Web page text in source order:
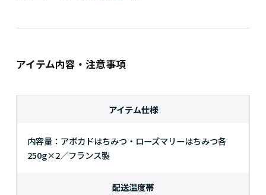
アイテム内容・注意事項
アイテム仕様
内容量：アボカドはちみつ・ローズマリーはちみつ各
250g×2／フランス製
配送温度帯